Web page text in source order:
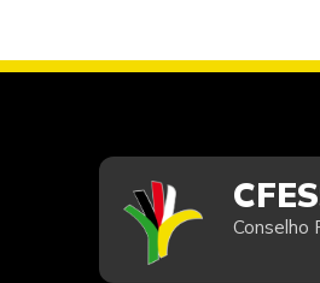
Conselho